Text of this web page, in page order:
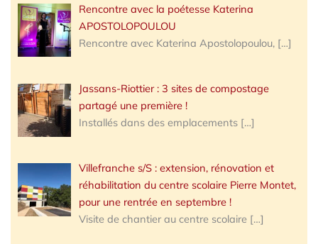
Rencontre avec la poétesse Katerina
APOSTOLOPOULOU
Rencontre avec Katerina Apostolopoulou, […]
Jassans-Riottier : 3 sites de compostage
partagé une première !
Installés dans des emplacements […]
Villefranche s/S : extension, rénovation et
réhabilitation du centre scolaire Pierre Montet,
pour une rentrée en septembre !
Visite de chantier au centre scolaire […]